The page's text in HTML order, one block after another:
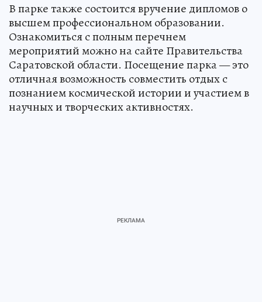
В парке также состоится вручение дипломов о
высшем профессиональном образовании.
Ознакомиться с полным перечнем
мероприятий можно на сайте Правительства
Саратовской области. Посещение парка — это
отличная возможность совместить отдых с
познанием космической истории и участием в
научных и творческих активностях.